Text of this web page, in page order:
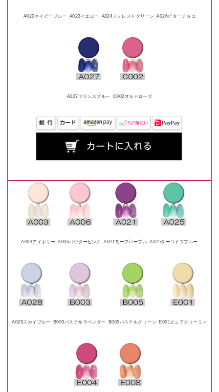
A020ネイビーブルー A023イエロー A024フォレストグリーン A026ビターチョコ
A027フランスブルー C002オルドローズ
A003アイボリー A006パウダーピンク A021モーブパープル A025ターコイズブルー
A028スカイブルー B003パステルラベンダー B005パステルグリーン E001ピュアクリーミィ